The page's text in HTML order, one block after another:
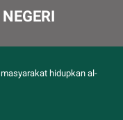
hidupkan al-